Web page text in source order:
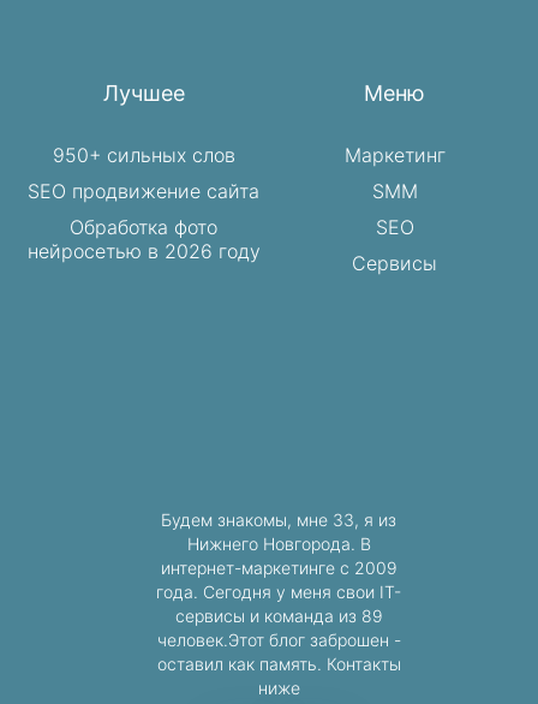
Лучшее
950+ сильных слов
SEO продвижение сайта
Обработка фото
нейросетью в 2026 году
Меню
Маркетинг
SMM
SEO
Сервисы
Будем знакомы, мне 33, я из
Нижнего Новгорода. В
интернет-маркетинге с 2009
года. Сегодня у меня свои IT-
сервисы и команда из 89
человек.Этот блог заброшен -
оставил как память. Контакты
ниже